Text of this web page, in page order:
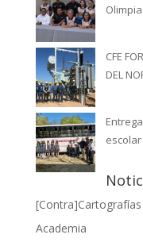
CFE
DEL
Academia